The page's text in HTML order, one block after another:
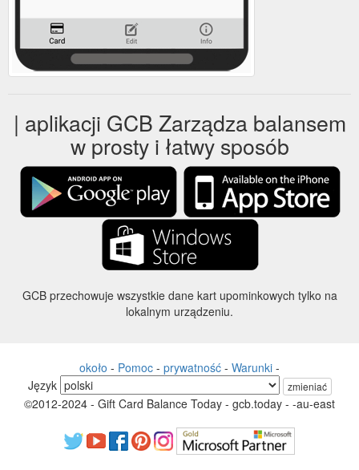
| aplikacji GCB Zarządza balansem
w prosty i łatwy sposób
GCB przechowuje wszystkie dane kart upominkowych tylko na
lokalnym urządzeniu.
około - Pomoc - prywatność - Warunki -
Język
zmieniać
©2012-2024 - Gift Card Balance Today - gcb.today - -au-east